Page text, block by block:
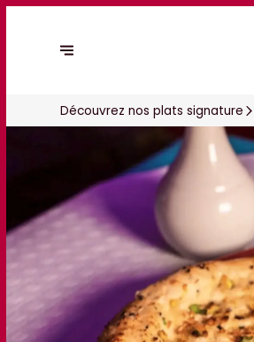
Découvrez nos plats signature